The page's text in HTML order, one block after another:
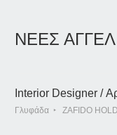
ΝΕΕΣ
Interior Designer /
Γλυφάδα ZAFIDO